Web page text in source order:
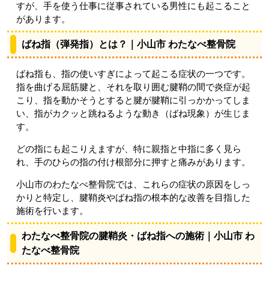
すが、手を使う仕事に従事されている男性にも起こること
があります。
ばね指（弾発指）とは？｜小山市 わたなべ整骨院
ばね指も、指の使いすぎによって起こる症状の一つです。
指を曲げる屈筋腱と、それを取り囲む腱鞘の間で炎症が起
こり、指を動かそうとすると腱が腱鞘に引っかかってしま
い、指がカクッと跳ねるような動き（ばね現象）が生じま
す。
どの指にも起こりえますが、特に親指と中指に多く見ら
れ、手のひらの指の付け根部分に押すと痛みがあります。
小山市のわたなべ整骨院では、これらの症状の原因をしっ
かりと特定し、腱鞘炎やばね指の根本的な改善を目指した
施術を行います。
わたなべ整骨院の腱鞘炎・ばね指への施術｜小山市 わ
たなべ整骨院